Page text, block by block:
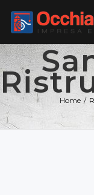
Home /